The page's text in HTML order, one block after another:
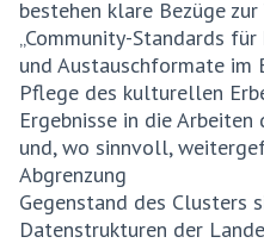
bestehen klare Bezüge
„Community-Standards
und Austauschformate im
Pflege des kulturellen
Ergebnisse in die
und, wo sinnvoll,
Abgrenzung
Gegenstand des Clusters
Datenstrukturen der